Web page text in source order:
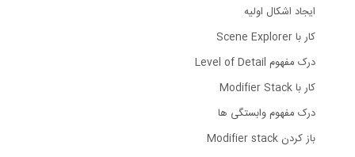
ایجاد اشکال اولیه
کار با Scene Explorer
درک مفهوم Level of Detail
کار با Modifier Stack
درک مفهوم وابستگی ها
باز کردن Modifier stack